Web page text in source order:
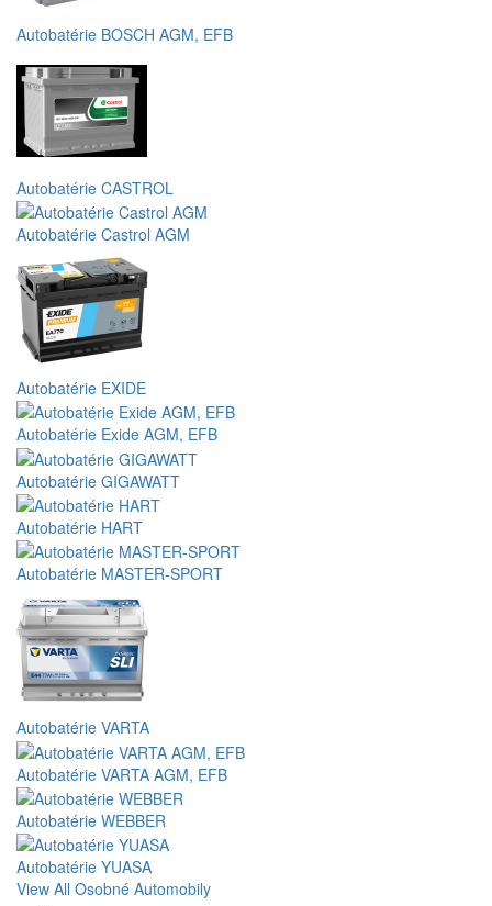
Autobatérie BOSCH AGM, EFB
Autobatérie CASTROL
Autobatérie Castrol AGM
Autobatérie EXIDE
Autobatérie Exide AGM, EFB
Autobatérie GIGAWATT
Autobatérie HART
Autobatérie MASTER-SPORT
Autobatérie VARTA
Autobatérie VARTA AGM, EFB
Autobatérie WEBBER
Autobatérie YUASA
View All Osobné Automobily